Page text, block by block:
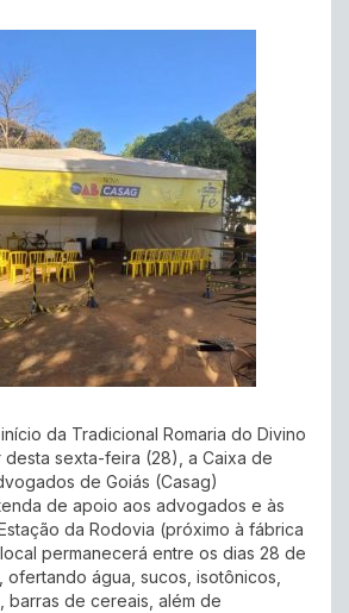
da Tradicional Romaria do Divino
desta sexta-feira (28), a Caixa de
de Goiás (Casag)
de apoio aos advogados e às
da Rodovia (próximo à fábrica
permanecerá entre os dias 28 de
ofertando água, sucos, isotônicos,
barras de cereais, além de